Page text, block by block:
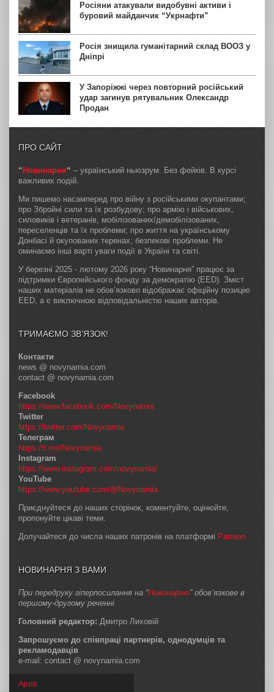
Росіяни атакували видобувні активи і
буровий майданчик “Укрнафти”
Росія знищила гуманітарний склад ВООЗ у
Дніпрі
У Запоріжжі через повторний російський
удар загинув рятувальник Олександр
Продан
ПРО САЙТ
“ Новинарня“ – український ньюзрум. Без фейків. В курсі
важливих подій.
Ми пишемо насамперед про війну з російськими окупантами;
про Збройні сили та їх розбудову; про армію і військових,
силовиків і ветеранів, мобілізованих/демобілізованих,
переселенців та їх проблеми; про життя на українському
Донбасі й окупованих теренах; безпекові проблеми. Не
оминаємо інші варті уваги події в Україні та світі.
У березні 2025 - лютому 2026 року “Новинарня” працює за
підтримки Європейського фонду за демократію (EED). Зміст
наших матеріалів не обов’язково відображає офіційну позицію
EED, а є виключною відповідальністю наших авторів.
ТРИМАЄМО ЗВ’ЯЗОК!
Контакти
news @ novynarnia.com
contact @ novynarnia.com
Facebook
https://www.facebook.com/Novynarnia
Twitter
https://twitter.com/Novynarnia
Телеграм
https://t.me/Novynarnia
Instagram
https://www.instagram.com/novynarnia/
YouTube
https://www.youtube.com/@Novynarnia
Приєднуйтеся до наших сторінок, коментуйте, оцінюйте,
пропонуйте цікаві теми.
Долучайтеся до числа наших патронів на платформі Patreon
НОВИНАРНЯ З ВАМИ
При передруку гіперпосилання на “Новинарню” обов’язкове в
першому-другому реченні
Головний редактор: Дмитро Лиховій
Запрошуємо до співпраці партнерів, однодумців та
рекламодавців
e-mail: contact @ novynarnia.com
Архів